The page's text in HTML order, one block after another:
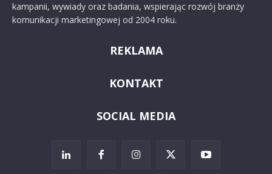
kampanii, wywiady oraz badania, wspierając rozwój branży
komunikacji marketingowej od 2004 roku.
REKLAMA
KONTAKT
SOCIAL MEDIA